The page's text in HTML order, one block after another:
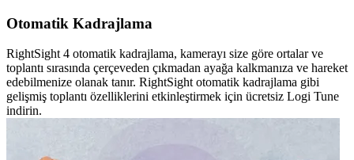
Otomatik Kadrajlama
RightSight 4 otomatik kadrajlama, kamerayı size göre ortalar ve
toplantı sırasında çerçeveden çıkmadan ayağa kalkmanıza ve hareket
edebilmenize olanak tanır. RightSight otomatik kadrajlama gibi
gelişmiş toplantı özelliklerini etkinleştirmek için ücretsiz Logi Tune
indirin.